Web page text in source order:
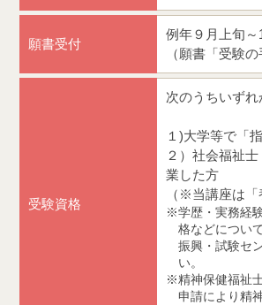
願書受付
例年９月上旬
（願書「受験
受験資格
次のうちいず
１)大学等で「
２）社会福祉
業した方
（※当講座は
学歴・実務経
格などについ
振興・試験セ
い。
精神保健福祉
申請により精